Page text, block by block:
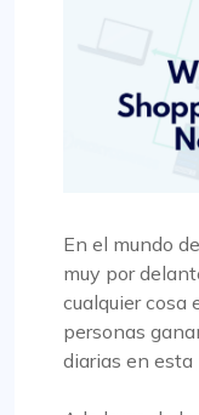
En el mundo
muy por
cualquier
personas
diarias en esta